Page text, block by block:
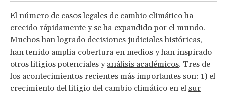
El número de casos legales de cambio climático ha
crecido rápidamente y se ha expandido por el mundo.
Muchos han logrado decisiones judiciales históricas,
han tenido amplia cobertura en medios y han inspirado
otros litigios potenciales y análisis académicos. Tres de
los acontecimientos recientes más importantes son: 1) el
crecimiento del litigio del cambio climático en el sur